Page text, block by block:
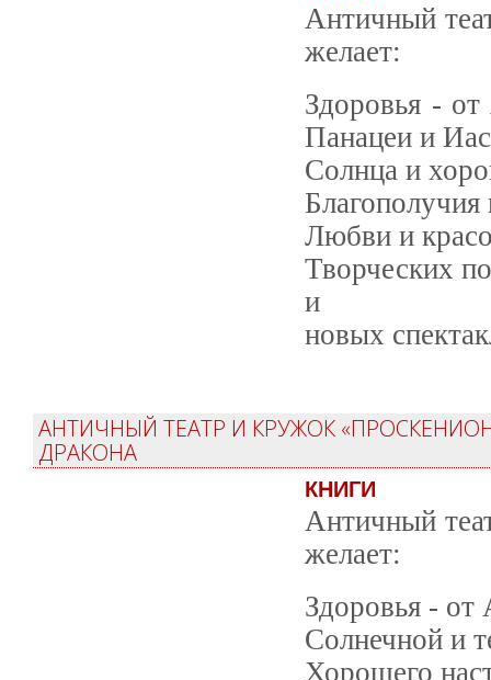
Античный
желает:
Здоровья -
Панацеи и
Солнца и
Любви и
Творческих
и
новых
АНТИЧНЫЙ ТЕАТР И КРУЖОК
ДРАКОНА
КНИГИ
Античный
желает:
Здоровья - от
Солнечной и
Хорошего